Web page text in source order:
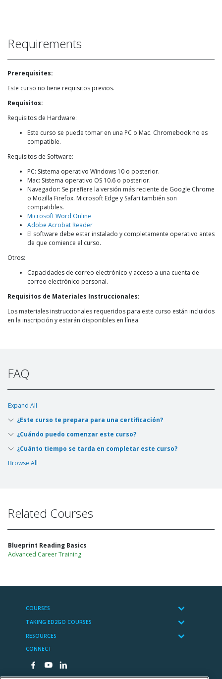
Requirements
Prerequisites:
Este curso no tiene requisitos previos.
Requisitos:
Requisitos de Hardware:
Este curso se puede tomar en una PC o Mac. Chromebook no es
compatible.
Requisitos de Software:
PC: Sistema operativo Windows 10 o posterior.
Mac: Sistema operativo OS 10.6 o posterior.
Navegador: Se prefiere la versión más reciente de Google Chrome
o Mozilla Firefox. Microsoft Edge y Safari también son
compatibles.
Microsoft Word Online
Adobe Acrobat Reader
El software debe estar instalado y completamente operativo antes
de que comience el curso.
Otros:
Capacidades de correo electrónico y acceso a una cuenta de
correo electrónico personal.
Requisitos de Materiales Instruccionales:
Los materiales instruccionales requeridos para este curso están incluidos
en la inscripción y estarán disponibles en línea.
FAQ
Expand All
¿Este curso te prepara para una certificación?
¿Cuándo puedo comenzar este curso?
¿Cuánto tiempo se tarda en completar este curso?
Browse All
Related Courses
Blueprint Reading Basics
Advanced Career Training
COURSES
TAKING ED2GO COURSES
RESOURCES
CONNECT